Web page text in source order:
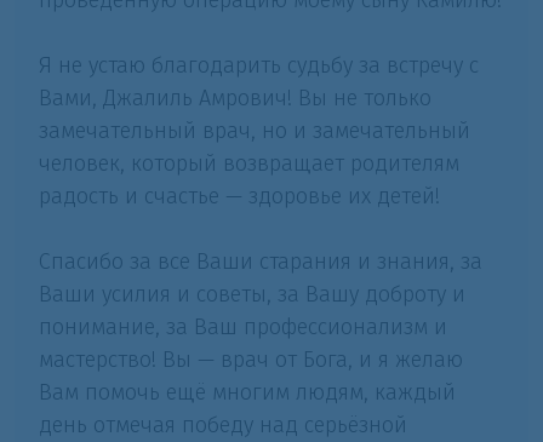
Я не устаю благодарить судьбу за встречу с
Вами, Джалиль Амрович! Вы не только
замечательный врач, но и замечательный
человек, который возвращает родителям
радость и счастье — здоровье их детей!
Спасибо за все Ваши старания и знания, за
Ваши усилия и советы, за Вашу доброту и
понимание, за Ваш профессионализм и
мастерство! Вы — врач от Бога, и я желаю
Вам помочь ещё многим людям, каждый
день отмечая победу над серьёзной